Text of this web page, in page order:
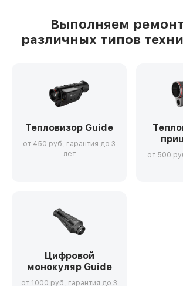
Выполняем
различных типов
Тепловизор Guide
от 450 руб, гарантия до 3
лет
от 500
Цифровой
монокуляр Guide
от 1000 руб, гарантия до 3